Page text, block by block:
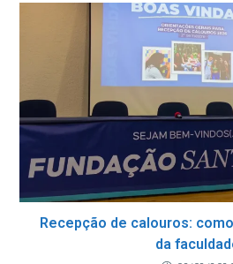
Recepção de calouros:
da